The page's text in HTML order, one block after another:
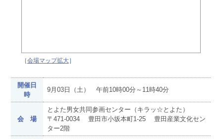
［会場マップ拡大］
開催日
時
9月03日（土） 午前10時00分～11時40分
会 場
とよた男女共同参画センター（キラッ☆とよた）
〒471-0034 豊田市小坂本町1-25 豊田産業文化セン
ター2階